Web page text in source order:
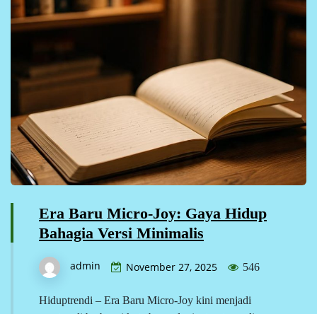
Era Baru Micro-Joy: Gaya Hidup
Bahagia Versi Minimalis
admin November 27, 2025 546
Hiduptrendi – Era Baru Micro-Joy kini menjadi